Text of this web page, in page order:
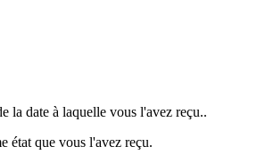
la date à laquelle vous l'avez reçu..
état que vous l'avez reçu.